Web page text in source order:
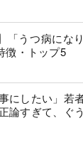
「うつ病にな
徴・トップ5
にしたい」若
論すぎて、ぐ